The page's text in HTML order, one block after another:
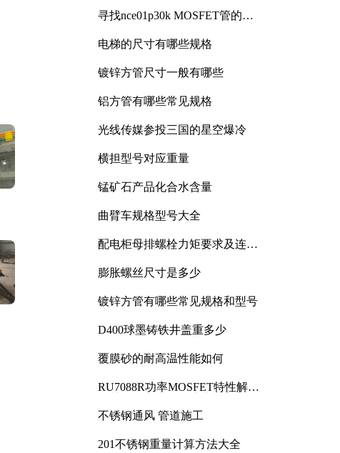
寻找nce01p30k MOSFET管的合
电梯的尺寸有哪些规格
镀锌方管尺寸一般有哪些
铝方管有哪些常见规格
光线传媒参投三国的星空爆冷
横担型号对应重量
锰矿石产品化合水含量
曲臂车规格型号大全
配电柜母排螺栓力矩要求及连接
膨胀螺丝尺寸是多少
镀锌方管有哪些常见规格和型号
D400球墨铸铁井盖重多少
覆膜砂的耐高温性能如何
RU7088R功率MOSFET特性解析
不锈钢通风 管道施工
201不锈钢重量计算方法大全